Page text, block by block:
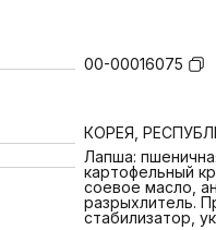
00-00016075
КОРЕЯ,
Лапша:
картофельный
соевое масло,
разрыхлитель.
стабилизатор,